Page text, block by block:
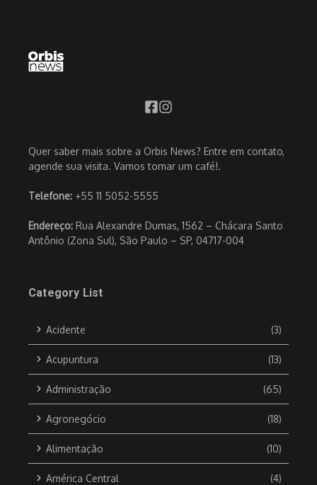
Quer saber mais sobre a Orbis News? Entre em contato,
agende sua visita. Vamos tomar um café!.
Telefone: +55 11 5052-5555
Endereço: Rua Alexandre Dumas, 1562 – Chácara Santo
Antônio (Zona Sul), São Paulo – SP, 04717-004
Category List
Acidente (3)
Acupuntura (13)
Administração (65)
Agronegócio (18)
Alimentação (10)
América Central (4)